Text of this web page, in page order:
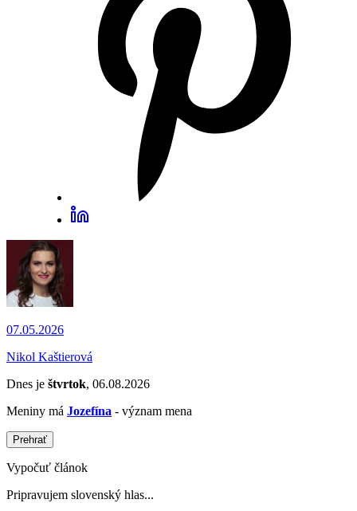
07.05.2026
Nikol Kaštierová
Dnes je štvrtok, 06.08.2026
Meniny má Jozefína - význam mena
Prehrať
Vypočuť článok
Pripravujem slovenský hlas...